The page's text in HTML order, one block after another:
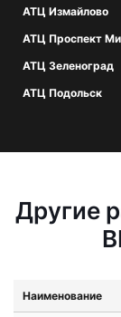
АТЦ Измайлово
АТЦ Проспект
АТЦ Зеленоград
АТЦ Подольск
Другие
Наименование